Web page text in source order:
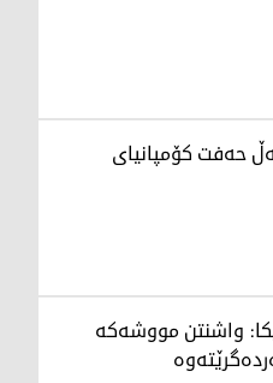
حەفت کۆمپانیای
واشنتن مووشەکە